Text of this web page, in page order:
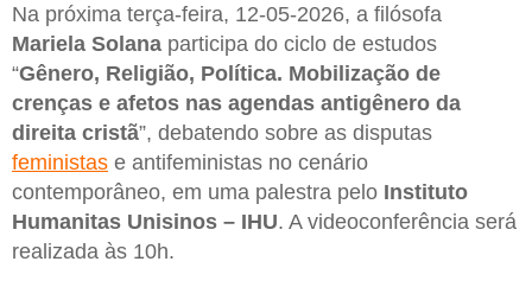
Na próxima terça-feira, 12-05-2026, a filósofa
Mariela Solana participa do ciclo de estudos
“Gênero, Religião, Política. Mobilização de
crenças e afetos nas agendas antigênero da
direita cristã”, debatendo sobre as disputas
feministas e antifeministas no cenário
contemporâneo, em uma palestra pelo Instituto
Humanitas Unisinos – IHU. A videoconferência será
realizada às 10h.